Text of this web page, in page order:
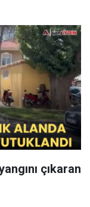
çıkaran